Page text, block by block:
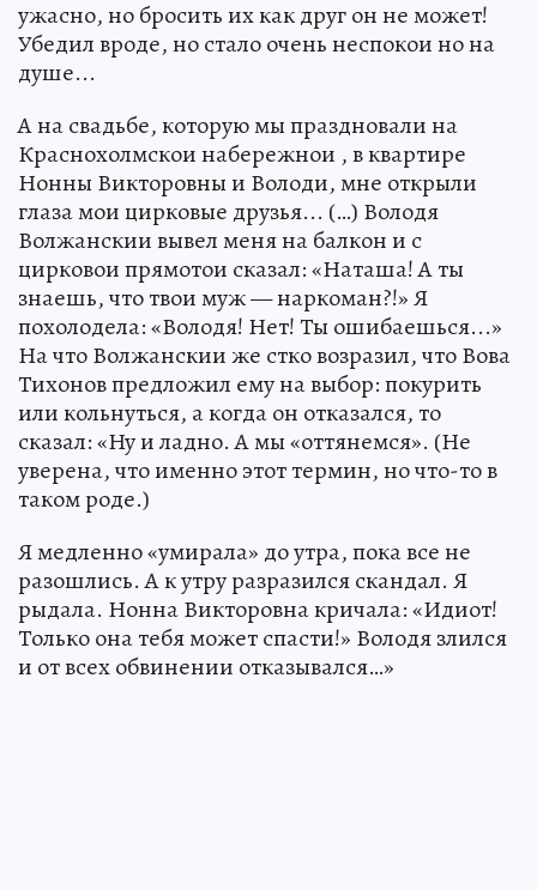
ужасно, но бросить их как друг он не может!
Убедил вроде, но стало очень неспокои но на
душе...
А на свадьбе, которую мы праздновали на
Краснохолмскои набережнои , в квартире
Нонны Викторовны и Володи, мне открыли
глаза мои цирковые друзья... (…) Володя
Волжанскии вывел меня на балкон и с
цирковои прямотои сказал: «Наташа! А ты
знаешь, что твои муж — наркоман?!» Я
похолодела: «Володя! Нет! Ты ошибаешься...»
На что Волжанскии же стко возразил, что Вова
Тихонов предложил ему на выбор: покурить
или кольнуться, а когда он отказался, то
сказал: «Ну и ладно. А мы «оттянемся». (Не
уверена, что именно этот термин, но что-то в
таком роде.)
Я медленно «умирала» до утра, пока все не
разошлись. А к утру разразился скандал. Я
рыдала. Нонна Викторовна кричала: «Идиот!
Только она тебя может спасти!» Володя злился
и от всех обвинении отказывался…»